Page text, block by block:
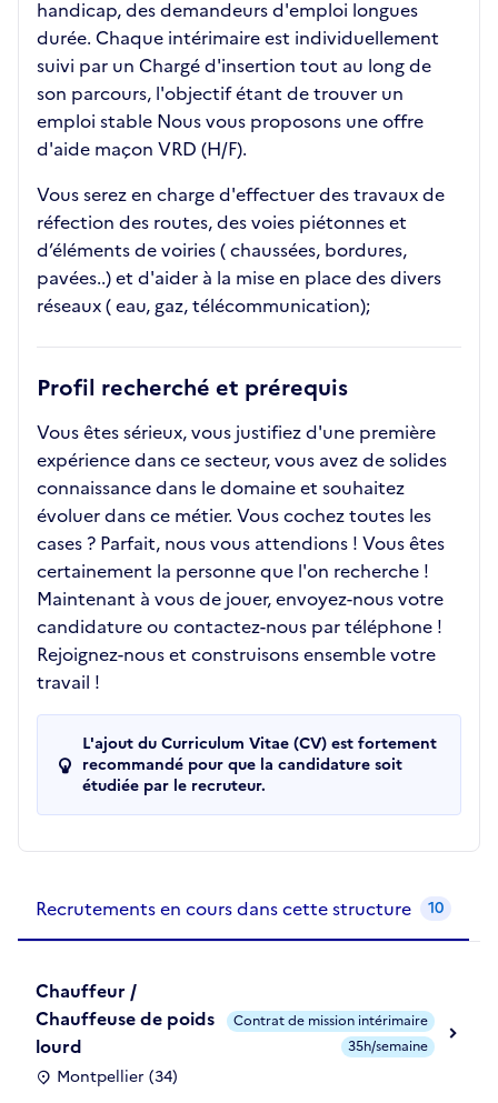
handicap, des demandeurs d'emploi longues
durée. Chaque intérimaire est individuellement
suivi par un Chargé d'insertion tout au long de
son parcours, l'objectif étant de trouver un
emploi stable Nous vous proposons une offre
d'aide maçon VRD (H/F).
Vous serez en charge d'effectuer des travaux de
réfection des routes, des voies piétonnes et
d’éléments de voiries ( chaussées, bordures,
pavées..) et d'aider à la mise en place des divers
réseaux ( eau, gaz, télécommunication);
Profil recherché et prérequis
Vous êtes sérieux, vous justifiez d'une première
expérience dans ce secteur, vous avez de solides
connaissance dans le domaine et souhaitez
évoluer dans ce métier. Vous cochez toutes les
cases ? Parfait, nous vous attendions ! Vous êtes
certainement la personne que l'on recherche !
Maintenant à vous de jouer, envoyez-nous votre
candidature ou contactez-nous par téléphone !
Rejoignez-nous et construisons ensemble votre
travail !
L'ajout du Curriculum Vitae (CV) est fortement
recommandé pour que la candidature soit
étudiée par le recruteur.
Recrutements en cours dans cette structure 10
Chauffeur /
Chauffeuse de poids
lourd
Montpellier (34)
Contrat de mission intérimaire
35h/semaine